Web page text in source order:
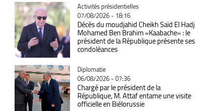
Catégorie
Activités présidentielles
07/08/2026 - 18:16
Décès du moudjahid Cheikh Saïd El Hadj
Mohamed Ben Brahim «Kaabache» : le
président de la République présente ses
condoléances
Catégorie
Diplomatie
06/08/2026 - 07:36
Chargé par le président de la
République, M. Attaf entame une visite
officielle en Biélorussie